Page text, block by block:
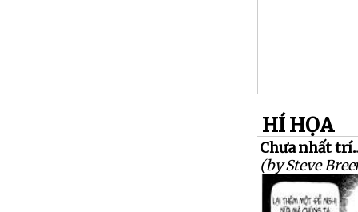
HÍ HỌA
Chưa nhất
(by Steve